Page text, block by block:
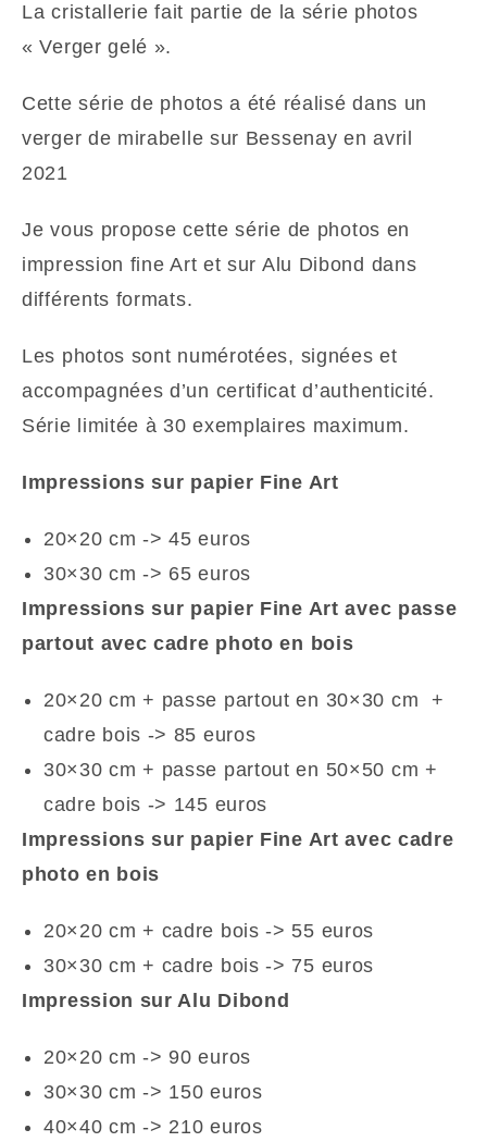
La cristallerie fait partie de la série photos
« Verger gelé ».
Cette série de photos a été réalisé dans un
verger de mirabelle sur Bessenay en avril
2021
Je vous propose cette série de photos en
impression fine Art et sur Alu Dibond dans
différents formats.
Les photos sont numérotées, signées et
accompagnées d’un certificat d’authenticité.
Série limitée à 30 exemplaires maximum.
Impressions sur papier Fine Art
20×20 cm -> 45 euros
30×30 cm -> 65 euros
Impressions sur papier Fine Art avec passe
partout avec cadre photo en bois
20×20 cm + passe partout en 30×30 cm +
cadre bois -> 85 euros
30×30 cm + passe partout en 50×50 cm +
cadre bois -> 145 euros
Impressions sur papier Fine Art avec cadre
photo en bois
20×20 cm + cadre bois -> 55 euros
30×30 cm + cadre bois -> 75 euros
Impression sur Alu Dibond
20×20 cm -> 90 euros
30×30 cm -> 150 euros
40×40 cm -> 210 euros